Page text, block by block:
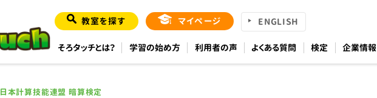
教室を探す マイページ ENGLISH
そろタッチとは？ 学習の始め方 利用者の声 よくある質問 検定 企業情報
日本計算技能連盟 暗算検定